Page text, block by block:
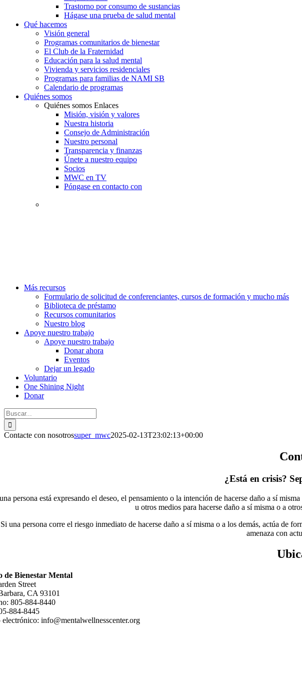
Trastorno por consumo de sustancias
Hágase una prueba de salud mental
Qué hacemos
Visión general
Programas comunitarios de bienestar
El Club de la Fraternidad
Educación para la salud mental
Vivienda y servicios residenciales
Programas para familias de NAMI SB
Calendario de programas
Quiénes somos
Quiénes somos Enlaces
Misión, visión y valores
Nuestra historia
Consejo de Administración
Nuestro personal
Transparencia y finanzas
Únete a nuestro equipo
Socios
MWC en TV
Póngase en contacto con
Más recursos
Formulario de solicitud de conferenciantes, cursos de formación y mucho más
Biblioteca de préstamo
Recursos comunitarios
Nuestro blog
Apoye nuestro trabajo
Apoye nuestro trabajo
Donar ahora
Eventos
Dejar un legado
Voluntario
One Shining Night
Donar
Buscar:
Contacte con nosotrossuper_mwc2025-02-13T23:02:13+00:00
¿Está en crisis?
persona está expresando el deseo, el pensamiento o la intención de hacerse daño a sí
u otros medios para hacerse daño a sí misma o a
Si una persona corre el riesgo inmediato de hacerse daño a sí misma o a los demás, actúa de
amenaza con
de Bienestar Mental
Street
CA 93101
805-884-8440
884-8445
electrónico: info@mentalwellnesscenter.org